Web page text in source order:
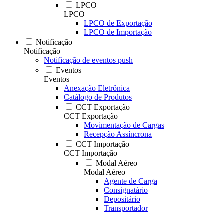
LPCO
LPCO
LPCO de Exportação
LPCO de Importação
Notificação
Notificação
Notificação de eventos push
Eventos
Eventos
Anexação Eletrônica
Catálogo de Produtos
CCT Exportação
CCT Exportação
Movimentação de Cargas
Recepção Assíncrona
CCT Importação
CCT Importação
Modal Aéreo
Modal Aéreo
Agente de Carga
Consignatário
Depositário
Transportador